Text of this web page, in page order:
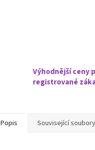
Výhodnější ceny
registrované
Popis Související